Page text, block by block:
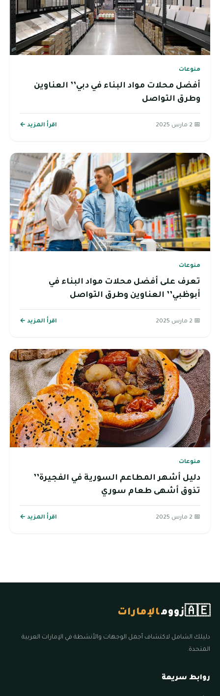
منوعات
أفضل محلات مواد البناء في دبي’’ العناوين
وطرق التواصل
📅 2 مارس 2025 اقرأ المزيد ←
منوعات
تعرف على أفضل محلات مواد البناء في
أبوظبي’’ العناوين وطرق التواصل
📅 2 مارس 2025 اقرأ المزيد ←
منوعات
دليل أشهر المطاعم السورية في الفجيرة’’
تذوق أشهى طعام سوري
📅 2 مارس 2025 اقرأ المزيد ←
🇦🇪زوومالإمارات
دليلك الشامل لاكتشاف أجمل الوجهات والأنشطة في الإمارات العربية
المتحدة.
روابط سريعة